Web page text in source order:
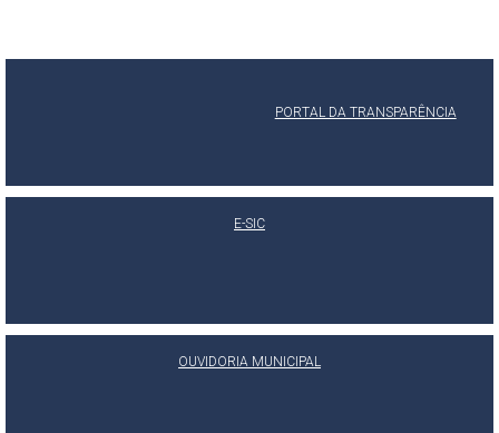
PORTAL DA TRANSPARÊNCIA
E-SIC
OUVIDORIA MUNICIPAL